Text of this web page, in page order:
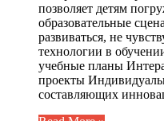
позволяет детям
образовательные
развиваться, не
технологии в
учебные планы
проекты
составляющих